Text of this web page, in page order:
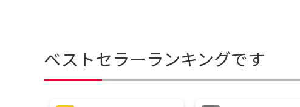
ベストセラーランキングです